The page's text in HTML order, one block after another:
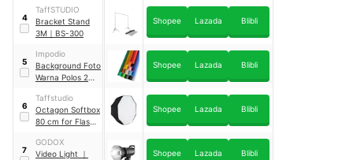
4
TaffSTUDIO
Bracket Stand
3M ｜ BS-300
Shopee Lazada Blibli
5
Impodio
Background Foto
Warna Polos 200
Shopee Lazada Blibli
6
Taffstudio
Octagon Softbox
80 cm for Flash
Shopee Lazada Blibli
7
GODOX
Video Light
｜
Shopee Lazada Blibli